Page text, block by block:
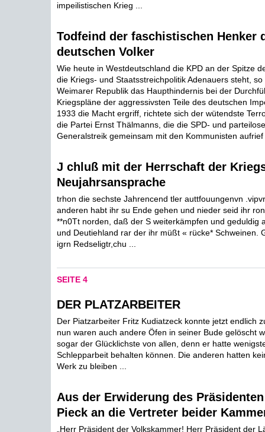
impeilistischen Krieg ...
Todfeind der faschistischen Henker
deutschen Volker
Wie heute in Westdeutschland die KPD an der Spitze
die Kriegs- und Staatsstreichpolitik Adenauers steht,
Weimarer Republik das Haupthindernis bei der
Kriegspläne der aggressivsten Teile des deutschen
1933 die Macht ergriff, richtete sich der wütendste
die Partei Ernst Thälmanns, die die SPD- und
Generalstreik gemeinsam mit den Kommunisten aufrief
J chluß mit der Herrschaft der
Neujahrsansprache
trhon die sechste Jahrencend tler auttfouungenvn
anderen habt ihr su Ende gehen und nieder seid ihr
**n0Tt norden, daß der S weiterkämpfen und geduldig
und Deutiehland rar der ihr müßt « rücke* Schweinen.
igrn Redseligtr,chu ...
SEITE 4
DER PLATZARBEITER
Der Piatzarbeiter Fritz Kudiatzeck konnte jetzt endlich
nun waren auch andere Öfen in seiner Bude gelöscht
sogar der Glücklichste von allen, denn er hatte
Schlepparbeit behalten können. Die anderen hatten
Werk zu bleiben ...
Aus der Erwiderung des
Pieck an die Vertreter beider
„Herr Präsident der Volkskammer! Herr Präsident der